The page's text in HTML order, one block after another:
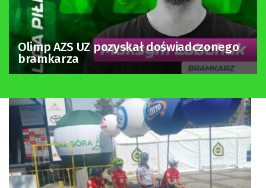
Olimp AZS UZ pozyskał doświadczonego
bramkarza